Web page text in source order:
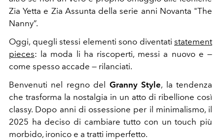
Zia Yetta e Zia Assunta della serie anni Novanta "The
Nanny”.
Oggi, quegli stessi elementi sono diventati statement
pieces: la moda li ha riscoperti, messi a nuovo e —
come spesso accade — rilanciati.
Benvenuti nel regno del Granny Style, la tendenza
che trasforma la nostalgia in un atto di ribellione così
classy. Dopo anni di ossessione per il minimalismo, il
2025 ha deciso di cambiare tutto con un touch più
morbido, ironico e a tratti imperfetto.